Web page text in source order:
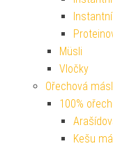
Müsli
Vločky
Ořechová
100%
Kešu